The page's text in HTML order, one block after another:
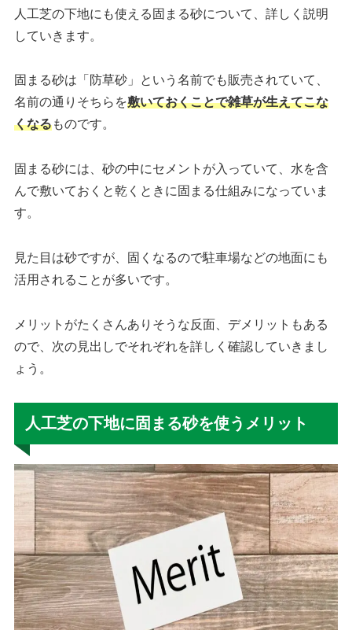
人工芝の下地にも使える固まる砂について、詳しく説明
していきます。
固まる砂は「防草砂」という名前でも販売されていて、
名前の通りそちらを敷いておくことで雑草が生えてこな
くなるものです。
固まる砂には、砂の中にセメントが入っていて、水を含
んで敷いておくと乾くときに固まる仕組みになっていま
す。
見た目は砂ですが、固くなるので駐車場などの地面にも
活用されることが多いです。
メリットがたくさんありそうな反面、デメリットもある
ので、次の見出しでそれぞれを詳しく確認していきまし
ょう。
人工芝の下地に固まる砂を使うメリット